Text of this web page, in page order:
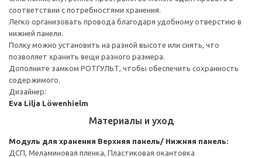
соответствии с потребностями хранения.
Легко организовать провода благодаря удобному отверстию в
нижней панели.
Полку можно установить на разной высоте или снять, что
позволяет хранить вещи разного размера.
Дополните замком РОТГУЛЬТ, чтобы обеспечить сохранность
содержимого.
Дизайнер:
Eva Lilja Löwenhielm
Материалы и уход
Модуль для хранения Верхняя панель/ Нижняя панель:
ДСП, Меламиновая пленка, Пластиковая окантовка